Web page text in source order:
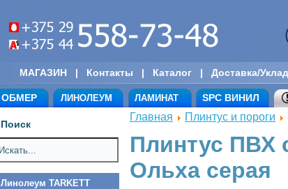
МАГАЗИН | Контакты | Каталог | Доставка/
ОБМЕР ЛИНОЛЕУМ ЛАМИНАТ SPC ВИНИЛ
Поиск
Линолеум TARKETT
Главная Плинтус и пороги
Плинтус ПВХ
Ольха серая